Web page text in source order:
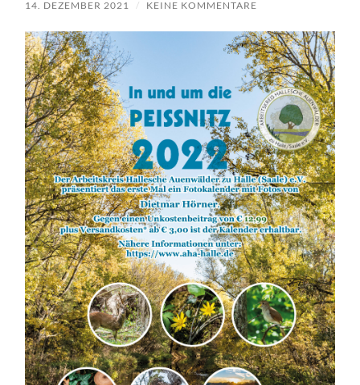
14. DEZEMBER 2021 / KEINE KOMMENTARE